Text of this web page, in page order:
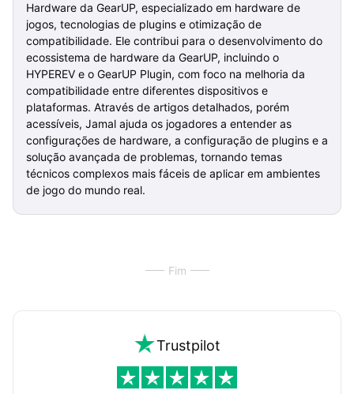
Hardware da GearUP, especializado em hardware de
jogos, tecnologias de plugins e otimização de
compatibilidade. Ele contribui para o desenvolvimento do
ecossistema de hardware da GearUP, incluindo o
HYPEREV e o GearUP Plugin, com foco na melhoria da
compatibilidade entre diferentes dispositivos e
plataformas. Através de artigos detalhados, porém
acessíveis, Jamal ajuda os jogadores a entender as
configurações de hardware, a configuração de plugins e a
solução avançada de problemas, tornando temas
técnicos complexos mais fáceis de aplicar em ambientes
de jogo do mundo real.
Fim
Trustpilot